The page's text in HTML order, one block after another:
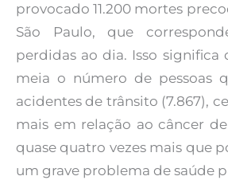
provocado 11.200 mortes
São Paulo, que
perdidas ao dia. Isso significa
meia o número de pessoas
acidentes de trânsito (7.867),
mais em relação ao câncer
quase quatro vezes mais que
um grave problema de saúde